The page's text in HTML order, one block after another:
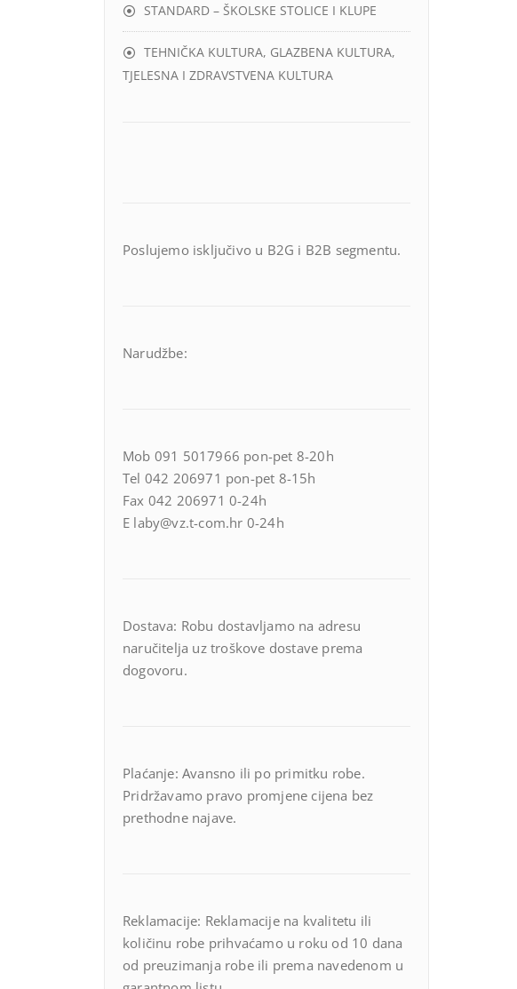
STANDARD – ŠKOLSKE STOLICE I KLUPE
TEHNIČKA KULTURA, GLAZBENA KULTURA,
TJELESNA I ZDRAVSTVENA KULTURA
Poslujemo isključivo u B2G i B2B segmentu.
Narudžbe:
Mob 091 5017966 pon-pet 8-20h
Tel 042 206971 pon-pet 8-15h
Fax 042 206971 0-24h
E laby@vz.t-com.hr 0-24h
Dostava: Robu dostavljamo na adresu
naručitelja uz troškove dostave prema
dogovoru.
Plaćanje: Avansno ili po primitku robe.
Pridržavamo pravo promjene cijena bez
prethodne najave.
Reklamacije: Reklamacije na kvalitetu ili
količinu robe prihvaćamo u roku od 10 dana
od preuzimanja robe ili prema navedenom u